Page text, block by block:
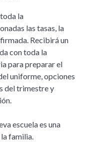
la
las tasas, la
Recibirá un
con toda la
para preparar el
uniforme, opciones
del trimestre y
escuela es una
familia.